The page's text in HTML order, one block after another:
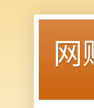
网